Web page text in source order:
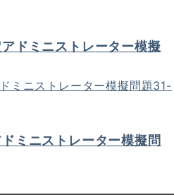
アドミニストレーター模擬
ミニストレーター模擬問